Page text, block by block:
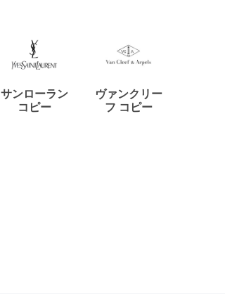
サンローラン
コピー
ヴァンクリー
フ コピー